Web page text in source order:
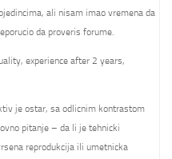
ali nisam imao vremena da
da proveris forume.
experience after 2 years,
je ostar, sa odlicnim kontrastom
pitanje – da li je tehnicki
reprodukcija ili umetnicka